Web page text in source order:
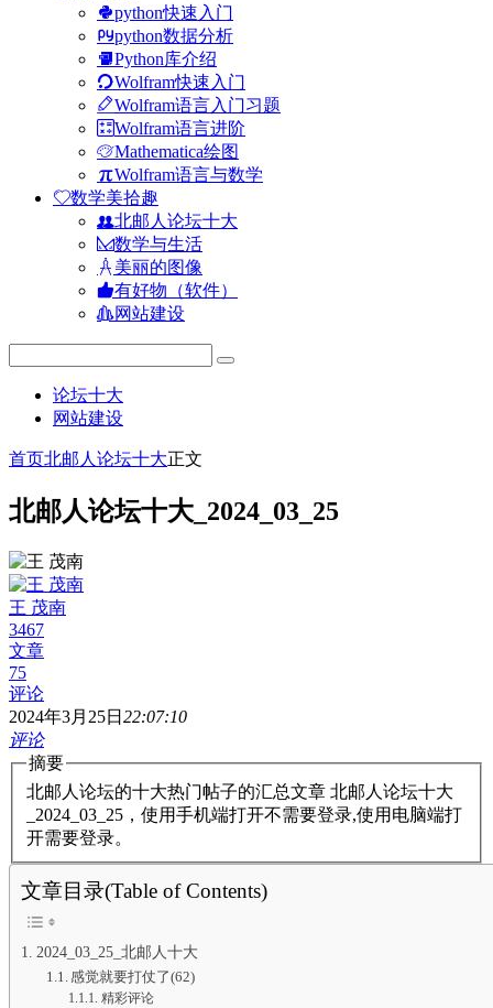
python快速入门
python数据分析
Python库介绍
Wolfram快速入门
Wolfram语言入门习题
Wolfram语言进阶
Mathematica绘图
Wolfram语言与数学
数学美拾趣
北邮人论坛十大
数学与生活
美丽的图像
有好物（软件）
网站建设
论坛十大
网站建设
首页北邮人论坛十大正文
北邮人论坛十大_2024_03_25
王 茂南
3467
文章
75
评论
2024年3月25日 22:07:10
评论
摘要
北邮人论坛的十大热门帖子的汇总文章 北邮人论坛十大
_2024_03_25，使用手机端打开不需要登录,使用电脑端打
开需要登录。
文章目录(Table of Contents)
2024_03_25_北邮人十大
感觉就要打仗了(62)
精彩评论